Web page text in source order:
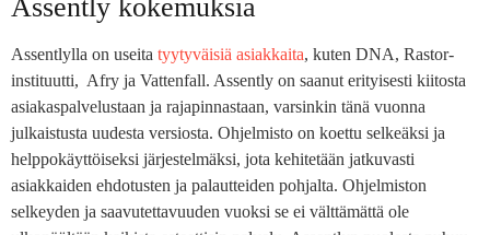
Assently kokemuksia
Assentlylla on useita tyytyväisiä asiakkaita, kuten DNA, Rastor-
instituutti, Afry ja Vattenfall. Assently on saanut erityisesti kiitosta
asiakaspalvelustaan ja rajapinnastaan, varsinkin tänä vuonna
julkaistusta uudesta versiosta. Ohjelmisto on koettu selkeäksi ja
helppokäyttöiseksi järjestelmäksi, jota kehitetään jatkuvasti
asiakkaiden ehdotusten ja palautteiden pohjalta. Ohjelmiston
selkeyden ja saavutettavuuden vuoksi se ei välttämättä ole